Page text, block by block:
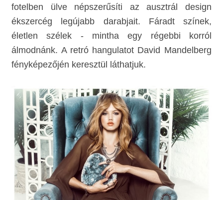
fotelben ülve népszerűsíti az ausztrál design
ékszercég legújabb darabjait. Fáradt színek,
életlen szélek -mintha egy régebbi korról
álmodnánk. A retró hangulatot David Mandelberg
fényképezőjén keresztül láthatjuk.